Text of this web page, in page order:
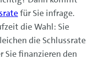
für Sie infrage.
die Wahl: Sie
die Schlussrate
Sie finanzieren den